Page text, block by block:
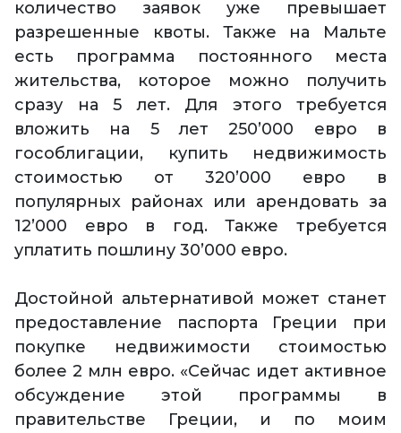
количество заявок уже превышает
разрешенные квоты. Также на Мальте
есть программа постоянного места
жительства, которое можно получить
сразу на 5 лет. Для этого требуется
вложить на 5 лет 250’000 евро в
гособлигации, купить недвижимость
стоимостью от 320’000 евро в
популярных районах или арендовать за
12’000 евро в год. Также требуется
уплатить пошлину 30’000 евро.
Достойной альтернативой может станет
предоставление паспорта Греции при
покупке недвижимости стоимостью
более 2 млн евро. «Сейчас идет активное
обсуждение этой программы в
правительстве Греции, и по моим